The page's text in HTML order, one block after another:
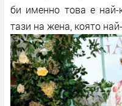
би именно това е
тази на жена, която